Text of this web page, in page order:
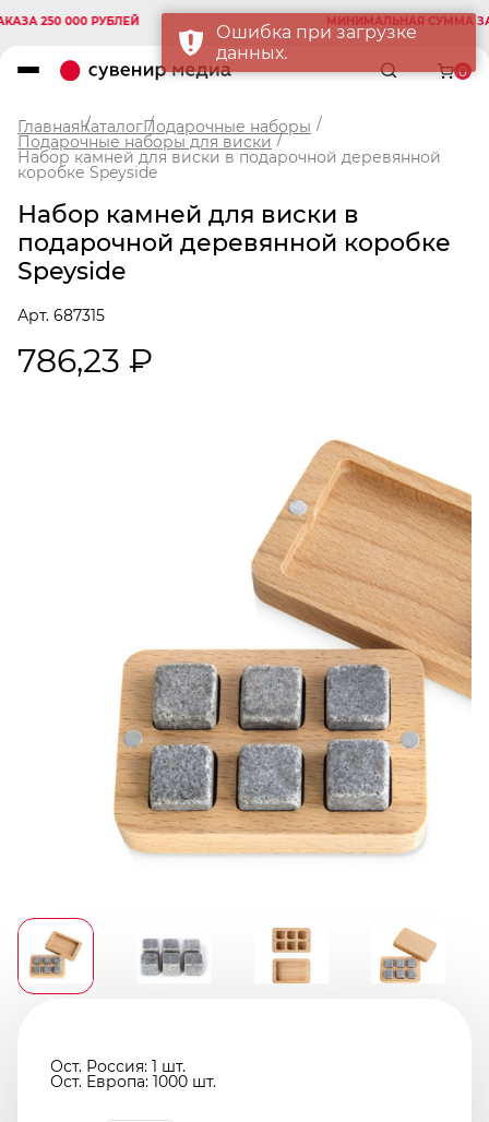
250 000 РУБЛЕЙ МИНИМАЛЬНАЯ СУММА
0
ГлавнаяКаталогПодарочные наборы
Подарочные наборы для виски
Набор камней для виски в подарочной деревянной
коробке Speyside
Набор камней для виски в
подарочной деревянной коробке
Speyside
Арт. 687315
786,23 ₽
Ост. Россия: 1 шт.
Ост. Европа: 1000 шт.
Ошибка при загрузке
данных.